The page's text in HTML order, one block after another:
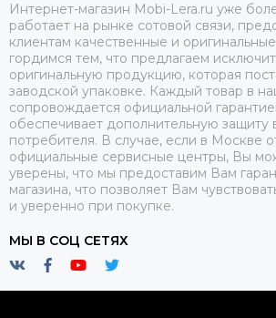
Интернет-магазин Mobi-Lera.ru уже
работает на рынке сотовой связи,
клиентам качественные и
гордимся тем, что предлагаем
оригинальную продукцию, которая
заводской упаковке. Каждый товар в
сопровождается официальной
обеспечивает дополнительную защиту
потребителя. В случае, если в Москве
официальные сервисные центры, Вы
уверены, что мы предоставим Вам
магазина, что позволяет Вам
и уверенно при покупке.
МЫ В СОЦ СЕТЯХ